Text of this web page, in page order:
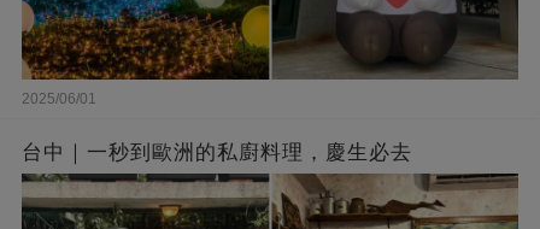
2025/06/01
台中｜一秒到歐洲的私廚料理，慶生必去